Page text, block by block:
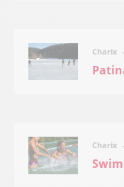
Charix
Charix